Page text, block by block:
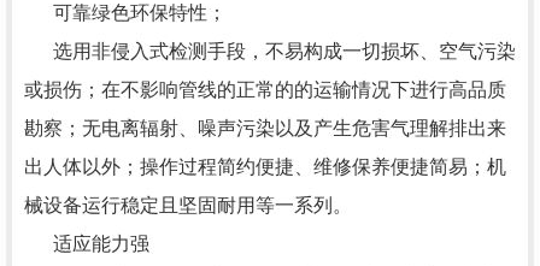
可靠绿色环保特性；
选用非侵入式检测手段，不易构成一切损坏、空气污染
或损伤；在不影响管线的正常的的运输情况下进行高品质
勘察；无电离辐射、噪声污染以及产生危害气理解排出来
出人体以外；操作过程简约便捷、维修保养便捷简易；机
械设备运行稳定且坚固耐用等一系列。
适应能力强